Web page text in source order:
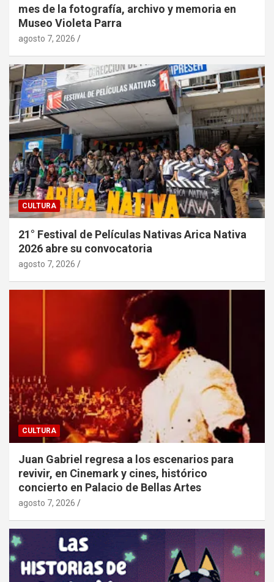
mes de la fotografía, archivo y memoria en
Museo Violeta Parra
agosto 7, 2026
CULTURA
21° Festival de Películas Nativas Arica Nativa
2026 abre su convocatoria
agosto 7, 2026
CULTURA
Juan Gabriel regresa a los escenarios para
revivir, en Cinemark y cines, histórico
concierto en Palacio de Bellas Artes
agosto 7, 2026